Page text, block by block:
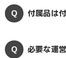
付属品は
必要な運